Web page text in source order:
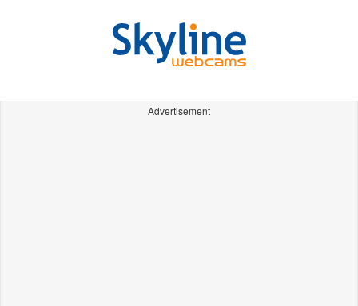
Advertisement